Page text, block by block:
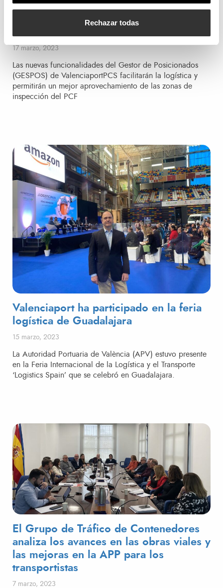
Rechazar todas
herramienta para optimizar los espacios
disponibles en el Puesto de Control
Publicado el
17 marzo, 2023
Las nuevas funcionalidades del Gestor de Posicionados
(GESPOS) de ValenciaportPCS facilitarán la logística y
permitirán un mejor aprovechamiento de las zonas de
inspección del PCF
Valenciaport ha participado en la feria
logística de Guadalajara
Publicado el
15 marzo, 2023
La Autoridad Portuaria de València (APV) estuvo presente
en la Feria Internacional de la Logística y el Transporte
‘Logistics Spain’ que se celebró en Guadalajara.
El Grupo de Tráfico de Contenedores
analiza los avances en las obras viales y
las mejoras en la APP para los
transportistas
Publicado el
7 marzo, 2023